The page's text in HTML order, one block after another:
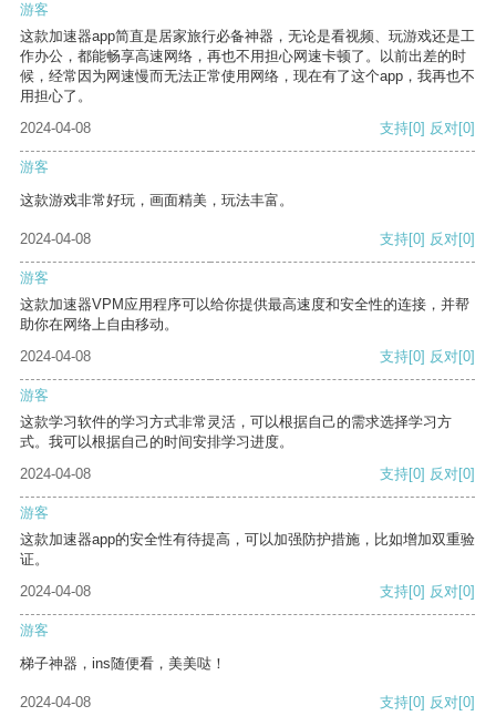
游客
这款加速器app简直是居家旅行必备神器，无论是看视频、玩游戏还是工
作办公，都能畅享高速网络，再也不用担心网速卡顿了。以前出差的时
候，经常因为网速慢而无法正常使用网络，现在有了这个app，我再也不
用担心了。
2024-04-08
支持[0] 反对[0]
游客
这款游戏非常好玩，画面精美，玩法丰富。
2024-04-08 支持[0] 反对[0]
游客
这款加速器VPM应用程序可以给你提供最高速度和安全性的连接，并帮
助你在网络上自由移动。
2024-04-08
支持[0] 反对[0]
游客
这款学习软件的学习方式非常灵活，可以根据自己的需求选择学习方
式。我可以根据自己的时间安排学习进度。
2024-04-08
支持[0] 反对[0]
游客
这款加速器app的安全性有待提高，可以加强防护措施，比如增加双重验
证。
2024-04-08
支持[0] 反对[0]
游客
梯子神器，ins随便看，美美哒！
2024-04-08 支持[0] 反对[0]